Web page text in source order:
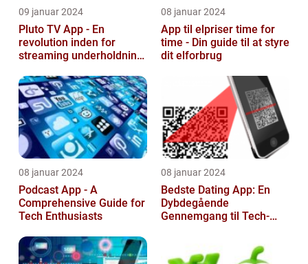
09 januar 2024
Pluto TV App - En
revolution inden for
streaming underholdning
08 januar 2024
App til elpriser time for
time - Din guide til at styre
dit elforbrug
08 januar 2024
Podcast App - A
Comprehensive Guide for
Tech Enthusiasts
08 januar 2024
Bedste Dating App: En
Dybdegående
Gennemgang til Tech-